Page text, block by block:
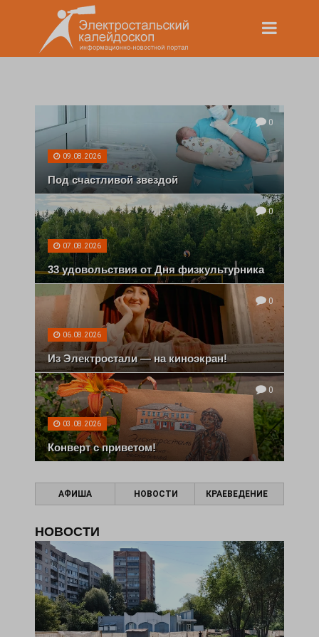
0
09.08.2026
Под счастливой звездой
0
07.08.2026
33 удовольствия от Дня физкультурника
0
06.08.2026
Из Электростали — на киноэкран!
0
03.08.2026
Конверт с приветом!
АФИША НОВОСТИ КРАЕВЕДЕНИЕ
НОВОСТИ